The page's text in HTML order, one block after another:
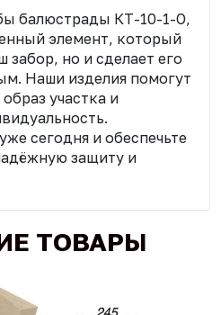
балюстрады КТ-10-1-О,
элемент, который
забор, но и сделает его
Наши изделия помогут
участка и
сегодня и обеспечьте
защиту и
ТОВАРЫ